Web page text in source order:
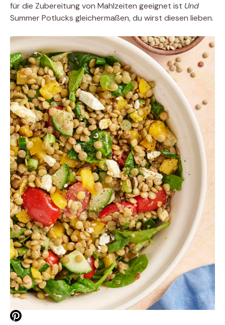
für die Zubereitung von Mahlzeiten geeignet ist Und
Summer Potlucks gleichermaßen, du wirst diesen lieben.